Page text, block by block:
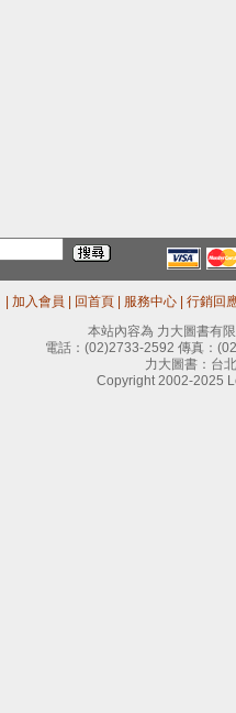
加入會員 回首頁 服務中心
行銷回
本站內容為 力大圖書有
電話： (02)2733-2592 傳真：
力大圖書：台
Copyright 2002-2025